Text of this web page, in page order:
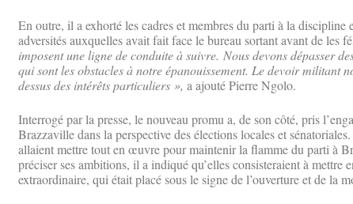
En outre, il a exhorté les cadres et membres du parti à la discipline
adversités auxquelles avait fait face le bureau sortant avant de les
imposent une ligne de conduite à suivre. Nous devons dépasser
qui sont les obstacles à notre épanouissement. Le devoir militant
dessus des intérêts particuliers », a ajouté Pierre Ngolo.
Interrogé par la presse, le nouveau promu a, de son côté, pris
Brazzaville dans la perspective des élections locales et
allaient mettre tout en œuvre pour maintenir la flamme du parti à
préciser ses ambitions, il a indiqué qu’elles consisteraient à
extraordinaire, qui était placé sous le signe de l’ouverture et de la